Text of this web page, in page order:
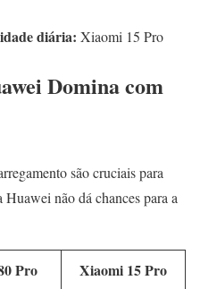
diária: Xiaomi 15 Pro
Domina com
são cruciais para
Huawei não dá chances para a
Pro Xiaomi 15 Pro